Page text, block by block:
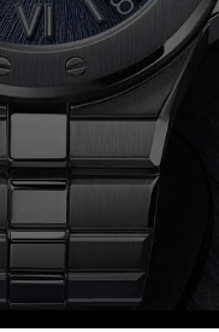
加拨“+86”）